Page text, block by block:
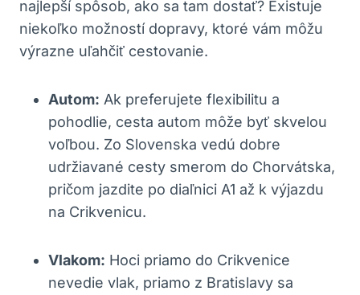
najlepší spôsob, ako sa tam dostať? Existuje
niekoľko možností dopravy, ktoré vám môžu
výrazne uľahčiť cestovanie.
Autom: Ak preferujete flexibilitu a
pohodlie, cesta autom môže byť skvelou
voľbou. Zo Slovenska vedú dobre
udržiavané cesty smerom do Chorvátska,
pričom jazdite po diaľnici A1 až k výjazdu
na Crikvenicu.
Vlakom: Hoci priamo do Crikvenice
nevedie vlak, priamo z Bratislavy sa